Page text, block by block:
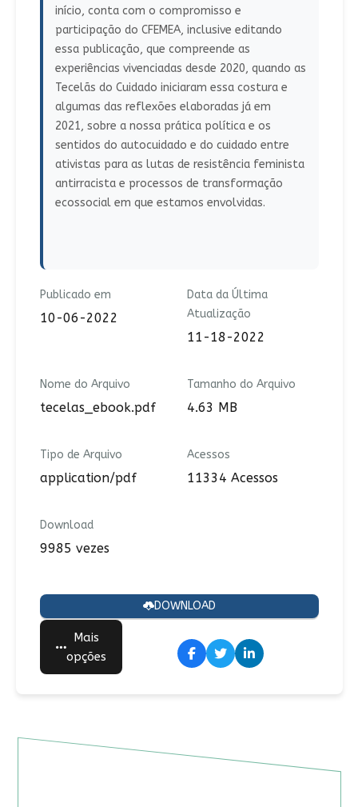
início, conta com o compromisso e
participação do CFEMEA, inclusive editando
essa publicação, que compreende as
experiências vivenciadas desde 2020, quando as
Tecelãs do Cuidado iniciaram essa costura e
algumas das reflexões elaboradas já em
2021, sobre a nossa prática política e os
sentidos do autocuidado e do cuidado entre
ativistas para as lutas de resistência feminista
antirracista e processos de transformação
ecossocial em que estamos envolvidas.
Publicado em
10-06-2022
Data da Última
Atualização
11-18-2022
Nome do Arquivo
tecelas_ebook.pdf
Tamanho do Arquivo
4.63 MB
Tipo de Arquivo
application/pdf
Acessos
11334 Acessos
Download
9985 vezes
DOWNLOAD
Mais
opções